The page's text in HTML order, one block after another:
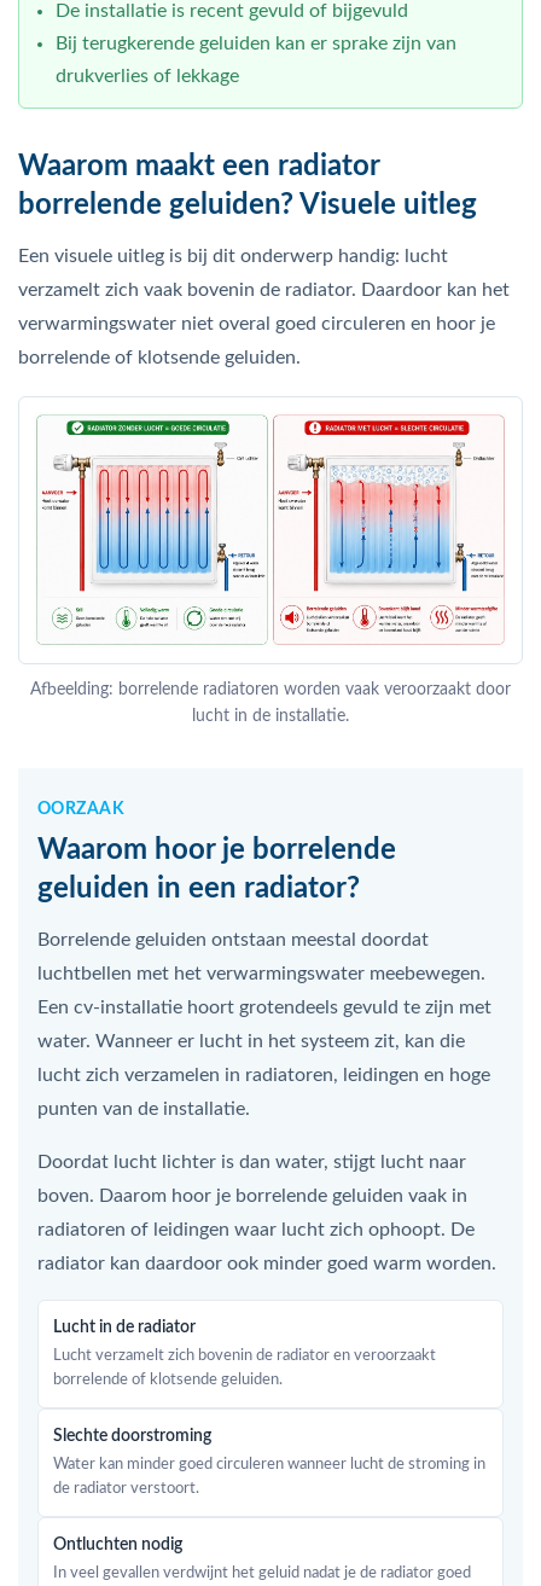
De installatie is recent gevuld of bijgevuld
Bij terugkerende geluiden kan er sprake zijn van
drukverlies of lekkage
Waarom maakt een radiator
borrelende geluiden? Visuele uitleg
Een visuele uitleg is bij dit onderwerp handig: lucht
verzamelt zich vaak bovenin de radiator. Daardoor kan het
verwarmingswater niet overal goed circuleren en hoor je
borrelende of klotsende geluiden.
Afbeelding: borrelende radiatoren worden vaak veroorzaakt door
lucht in de installatie.
OORZAAK
Waarom hoor je borrelende
geluiden in een radiator?
Borrelende geluiden ontstaan meestal doordat
luchtbellen met het verwarmingswater meebewegen.
Een cv-installatie hoort grotendeels gevuld te zijn met
water. Wanneer er lucht in het systeem zit, kan die
lucht zich verzamelen in radiatoren, leidingen en hoge
punten van de installatie.
Doordat lucht lichter is dan water, stijgt lucht naar
boven. Daarom hoor je borrelende geluiden vaak in
radiatoren of leidingen waar lucht zich ophoopt. De
radiator kan daardoor ook minder goed warm worden.
Lucht in de radiator
Lucht verzamelt zich bovenin de radiator en veroorzaakt
borrelende of klotsende geluiden.
Slechte doorstroming
Water kan minder goed circuleren wanneer lucht de stroming in
de radiator verstoort.
Ontluchten nodig
In veel gevallen verdwijnt het geluid nadat je de radiator goed